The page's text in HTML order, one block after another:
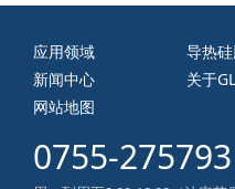
应用领域 导热
新闻中心
关于
网站地图
0755-